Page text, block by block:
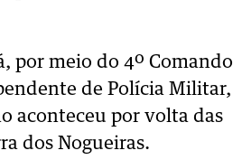
por meio do 4º Comando
de Polícia Militar,
aconteceu por volta das
dos Nogueiras.